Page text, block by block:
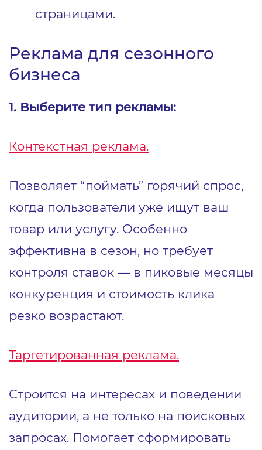
страницами.
Реклама для сезонного
бизнеса
1. Выберите тип рекламы:
Контекстная реклама.
Позволяет “поймать” горячий спрос,
когда пользователи уже ищут ваш
товар или услугу. Особенно
эффективна в сезон, но требует
контроля ставок — в пиковые месяцы
конкуренция и стоимость клика
резко возрастают.
Таргетированная реклама.
Строится на интересах и поведении
аудитории, а не только на поисковых
запросах. Помогает сформировать